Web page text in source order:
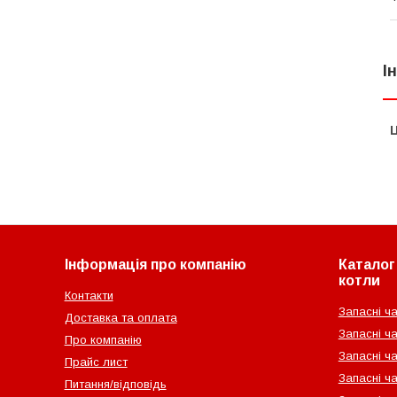
Інформація про компанію
Контакти
Доставка та оплата
Про компанію
Прайс лист
Питання/відповідь
котли
Запасні
Запасні
Запасні
Запасні